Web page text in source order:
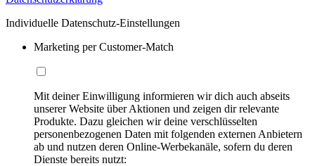
Individuelle Datenschutz-Einstellungen
Marketing per Customer-Match
Mit deiner Einwilligung informieren wir dich auch abseits
unserer Website über Aktionen und zeigen dir relevante
Produkte. Dazu gleichen wir deine verschlüsselten
personenbezogenen Daten mit folgenden externen Anbietern
ab und nutzen deren Online-Werbekanäle, sofern du deren
Dienste bereits nutzt: